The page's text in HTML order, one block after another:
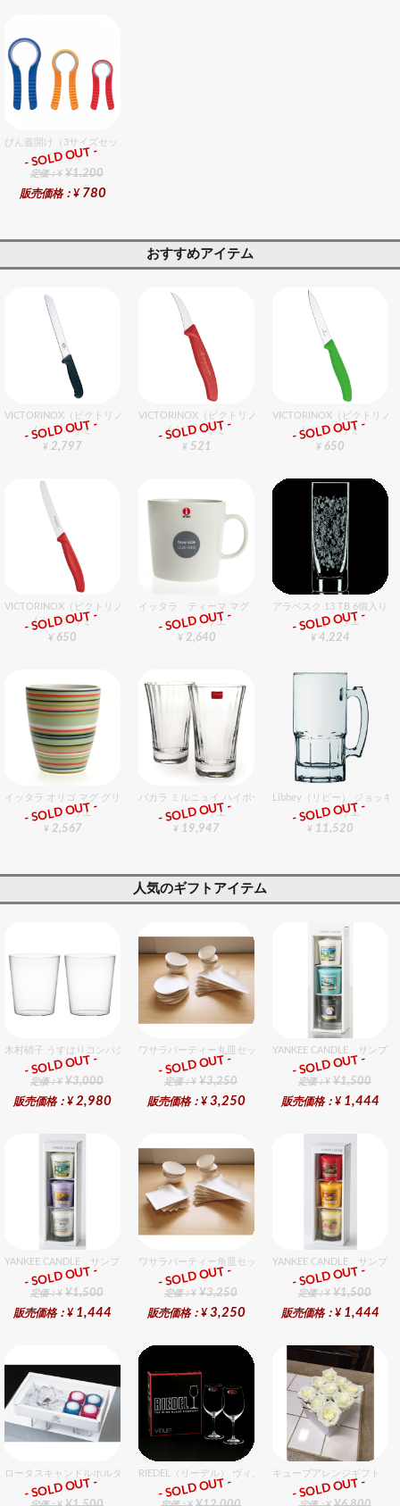
びん蓋開け（3サイズセット）
総合ﾗﾝｷﾝｸﾞ
定価：¥ ¥1,200
販売価格：¥ 780
- SOLD OUT -
おすすめアイテム
VICTORINOX（ビクトリノックス） パン切ナイフ 21cm
包丁・ハサミ
¥ 2,797
- SOLD OUT -
VICTORINOX（ビクトリノックス） シェーピングナイ
包丁・ハサミ
¥ 521
- SOLD OUT -
VICTORINOX（ビクトリ
包丁・ハサミ
¥ 650
- SOLD OUT -
VICTORINOX（ビクトリノックス） トマト・ベジタブルナイフ RD 11cm
包丁・ハサミ
¥ 650
- SOLD OUT -
イッタラ ティーマ マグ 400cc ホワイト
グラスバリエ
¥ 2,640
- SOLD OUT -
アラベスク 13 TB 6個入りセ
グラスバリエ
¥ 4,224
- SOLD OUT -
イッタラ オリゴ マグ グリーン 250cc
グラスバリエ
¥ 2,567
- SOLD OUT -
バカラ ミルニュイ ハイボール ペアグラス 14cm
グラスバリエ
¥ 19,947
- SOLD OUT -
Libbey（リビー） ジョッキ
グラスバリエ
¥ 11,520
- SOLD OUT -
人気のギフトアイテム
木村硝子 うすはりコンパクト390cc オールドグラスギフトセット（2個入り）
ギフト
定価：¥ ¥3,000
販売価格：¥ 2,980
- SOLD OUT -
ワサラパーティー丸皿セット 4種6個入りセット
ギフト
定価：¥ ¥3,250
販売価格：¥ 3,250
- SOLD OUT -
YANKEE CANDLE サンプ
ギフト
定価：¥ ¥1,500
販売価格：¥ 1,444
- SOLD OUT -
YANKEE CANDLE サンプラー3個・ホルダーセット グッドスリープ
ギフト
定価：¥ ¥1,500
販売価格：¥ 1,444
- SOLD OUT -
ワサラパーティー角皿セット 4種6個入りセット
ギフト
定価：¥ ¥3,250
販売価格：¥ 3,250
- SOLD OUT -
YANKEE CANDLE サンプ
ギフト
定価：¥ ¥1,500
販売価格：¥ 1,444
- SOLD OUT -
ロータスキャンドルホルダーギフトセット
ギフト
- SOLD OUT -
RIEDEL（リーデル） ヴィノム 15 キアンティ 2個入りセッ
ギフト
- SOLD OUT -
キューブアレンジギフト
ギフト
- SOLD OUT -